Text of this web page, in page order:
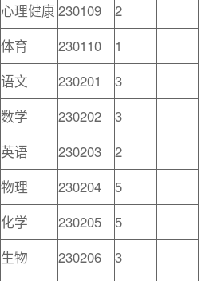
心理健康 230109
2
体育 230110 1
语文 230201
3
数学 230202
3
英语 230203
2
物理 230204
5
化学 230205
5
生物 230206
3